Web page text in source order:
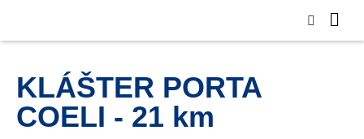
KLÁŠTER PORTA
COELI - 21 km